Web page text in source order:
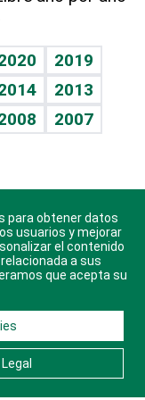
2019
2013
2007
Android, iOS y
reservados.
Contacto
Libre
para obtener datos
usuarios y mejorar
el contenido
a sus
que acepta su